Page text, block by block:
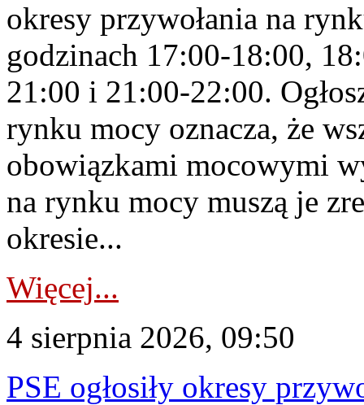
okresy przywołania na
godzinach 17:00-18:00,
21:00 i 21:00-22:00.
rynku mocy oznacza, że
obowiązkami mocowymi
na rynku mocy muszą je
okresie...
Więcej...
4 sierpnia 2026, 09:50
PSE ogłosiły okresy